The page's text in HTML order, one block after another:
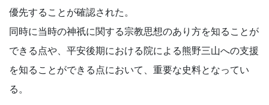
優先することが確認された。
同時に当時の神祇に関する宗教思想のあり方を知ることが
できる点や、平安後期における院による熊野三山への支援
を知ることができる点において、重要な史料となってい
る。